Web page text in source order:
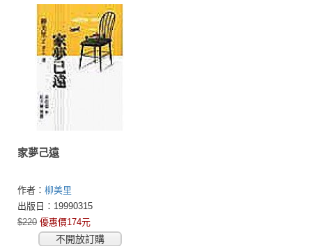
家夢己遠
作者： 柳美里
出版日：19990315
$220 優惠價174元
不開放訂購